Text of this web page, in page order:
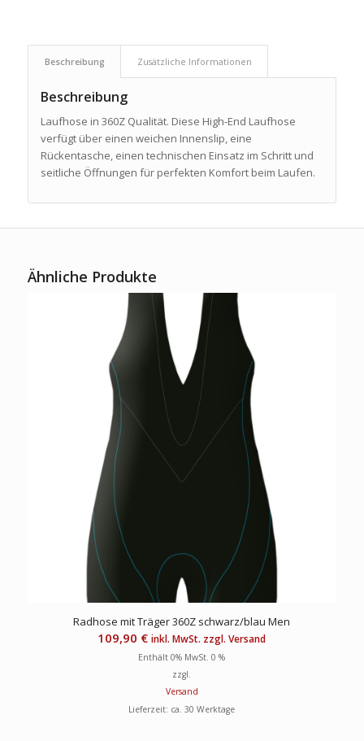
Beschreibung Zusätzliche Informationen
Beschreibung
Laufhose in 360Z Qualität. Diese High-End Laufhose
verfügt über einen weichen Innenslip, eine
Rückentasche, einen technischen Einsatz im Schritt und
seitliche Öffnungen für perfekten Komfort beim Laufen.
Ähnliche Produkte
Radhose mit Träger 360Z schwarz/blau Men
109,90 € inkl. MwSt. zzgl. Versand
Enthält 0% MwSt. 0 %
zzgl.
Versand
Lieferzeit: ca. 30 Werktage